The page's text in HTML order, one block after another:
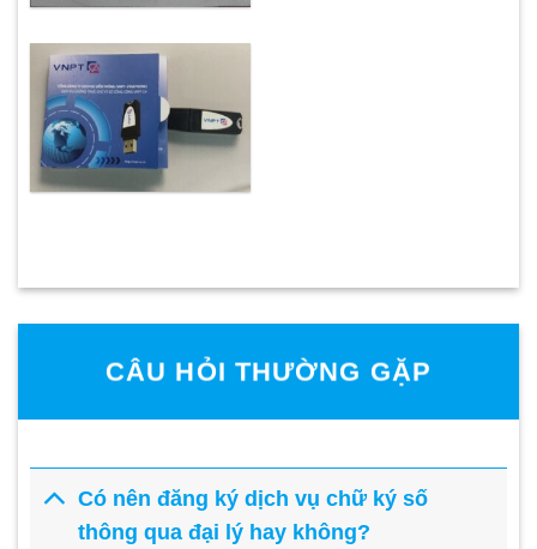
CÂU HỎI THƯỜNG GẶP
Có nên đăng ký dịch vụ chữ ký số
thông qua đại lý hay không?